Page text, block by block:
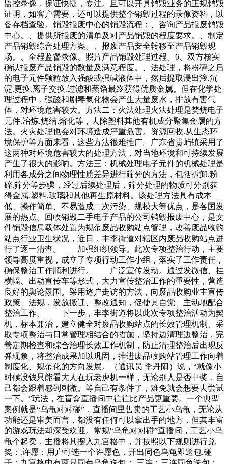
监控录像，保证快捷，专注。且可以开具销毁业务的正规销毁
证明，如客户需要，还可以提供整个销毁过程的录像资料，以
备存档查验。销毁报废中心的销毁流程：、咨询产品报废销毁
中心。、提供所报废的清单及对产品销毁的程度要求。、制定
产品销毁综合处理方案。、报废产品安全转移至产品销毁现
场。、全程监督录像、照片产品销毁处理过程。6、双方核实
确认报废产品销毁的数量及满意程度。、法处理，将粉碎之后
的电子元件颗粒放入强酸或强碱液体中，然后提取浸出液.沉
淀.更换.离子交换.过滤和蒸馏最终获得优质金属。但在化学处
理过程中，强酸和剧毒氯化物会产生大量废水，排放有害气
体，对环境危害较大。方法二：火法处理火法处理是焚烧电子
元件.冶炼.烧结.熔化等，去除塑料其他有机成分聚集金属的方
法。火灾处理也会对环境造成严重危害。资源回收.从生态环
境保护等方面来看，这些方法很难推广。广东省贵屿镇采用了
这两种对环境危害较大的处理方法，对当地环境和可持续发展
产生了很大的影响。方法三：机械处理电子元件的机械处理是
利用各成分之间物理性质差异进行筛分的方法，包括拆卸.粉
碎.筛分等步骤，经过后续处理后，筛分处理的物质可分别获
得金属.塑料.玻璃和其他再生原材料。该处理方法具有成本
低、操作简单、不易造成二次污染、规模大等优点，是各国发
展的热点。回收销毁二手电子产品的公司销毁报废中心，是文
件销毁信息载体处置为规范废品收购站点管理，改善废品收购
站点行业卫生状况，近日，丰李街道对辖区内废品收购站点进
行了逐一清查。 加强组织领导。此次专项整治行动，主要
领导高度重视，成立了专项行动工作小组，落实了工作责任，
确保整治工作顺利进行。 广泛宣传发动。通过发微信、挂
横幅、出动宣传车等形式，大力宣传整治工作的重要性，营造
良好的舆论氛围。采用逐户走访的方法，向废品收购业主宣传
政策、法规，发放搬迁、整改通知，促使其自觉、主动地配合
整治工作。 下一步，丰李街道将以此次专项整治活动为契
机，标本兼治，建立健全对废品收购站点的长效管理机制。采
取专项整治与日常管理相结合的措施，坚持边清理边整治，完
善定期检查和综合治理长效工作机制，防止清理整治后出现反
弹现象，将整治成果加以巩固，推进废品收购站管理工作向着
制度化、规范化的方向发展。（通讯员 李丹阳）说，“就像小
时候没钱只能看大人在玩老虎机一样，无论别人是否中奖，自
己都会跟着感到刺激。等自己有条件了，难免就会想要去尝试
一下。”玩法，在盲盒直播间中往往比产品更重要。一个典型
案例就是“乌龟对对碰”，直播间里售卖的工艺小乌龟，无论从
功能还是审美而言，都没有任何可以拿出手的地方，但其丰富
的游戏玩法却深受欢迎。常规“乌龟对对碰”直播间，工艺小乌
龟个起卖，主播将其摆入九宫格中，并按照以下规则进行兑
奖：.许愿：用户可选一个许愿色，开出同色乌龟即送包.碰